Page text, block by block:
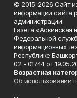
© 2015-2026 Сайт
информации сайта
администрации.
Газета «Аскинская
Федеральной
информационных
Республике
02 - 01744 от
Возрастная
Об использовании